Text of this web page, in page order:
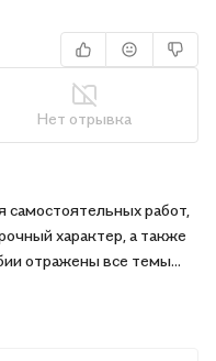
Нет отрывка
работ,
характер, а также
отражены все темы